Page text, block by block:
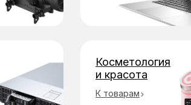
К товарам
Косметология
и красота